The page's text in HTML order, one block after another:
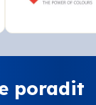
poradit